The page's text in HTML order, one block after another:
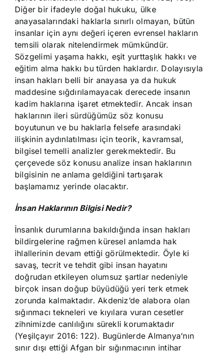
Diğer bir ifadeyle doğal hukuku, ülke
anayasalarındaki haklarla sınırlı olmayan, bütün
insanlar için aynı değeri içeren evrensel hakların
temsili olarak nitelendirmek mümkündür.
Sözgelimi yaşama hakkı, eşit yurttaşlık hakkı ve
eğitim alma hakkı bu türden haklardır. Dolayısıyla
insan hakları belli bir anayasa ya da hukuk
maddesine sığdırılamayacak derecede insanın
kadim haklarına işaret etmektedir. Ancak insan
haklarının ileri sürdüğümüz söz konusu
boyutunun ve bu haklarla felsefe arasındaki
ilişkinin aydınlatılması için teorik, kavramsal,
bilgisel temelli analizler gerekmektedir. Bu
çerçevede söz konusu analize insan haklarının
bilgisinin ne anlama geldiğini tartışarak
başlamamız yerinde olacaktır.
İnsan Haklarının Bilgisi Nedir?
İnsanlık durumlarına bakıldığında insan hakları
bildirgelerine rağmen küresel anlamda hak
ihlallerinin devam ettiği görülmektedir. Öyle ki
savaş, tecrit ve tehdit gibi insan hayatını
doğrudan etkileyen olumsuz şartlar nedeniyle
birçok insan doğup büyüdüğü yeri terk etmek
zorunda kalmaktadır. Akdeniz’de alabora olan
sığınmacı tekneleri ve kıyılara vuran cesetler
zihnimizde canlılığını sürekli korumaktadır
(Yeşilçayır 2016: 122). Bugünlerde Almanya’nın
sınır dışı ettiği Afgan bir sığınmacının intihar